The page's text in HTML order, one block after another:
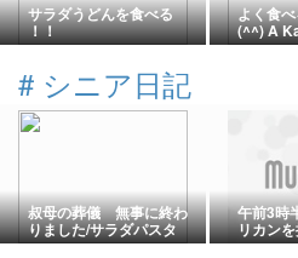
サラダうどんを食べる
！！
よく食
(^^) A
Often
# シニア日記
叔母の葬儀 無事に終わ
りました/サラダパスタ
午前3時
リカン
老犬と